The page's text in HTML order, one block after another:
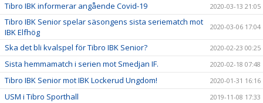
Tibro IBK informerar angående Covid-19 2020-03-13 21:05
Tibro IBK Senior spelar säsongens sista seriematch mot
IBK Elfhög
2020-03-06 17:04
Ska det bli kvalspel för Tibro IBK Senior? 2020-02-23 00:25
Sista hemmamatch i serien mot Smedjan IF. 2020-02-18 07:48
Tibro IBK Senior mot IBK Lockerud Ungdom! 2020-01-31 16:16
USM i Tibro Sporthall 2019-11-08 17:33